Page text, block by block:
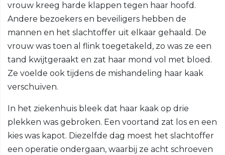
vrouw kreeg harde klappen tegen haar hoofd.
Andere bezoekers en beveiligers hebben de
mannen en het slachtoffer uit elkaar gehaald. De
vrouw was toen al flink toegetakeld, zo was ze een
tand kwijtgeraakt en zat haar mond vol met bloed.
Ze voelde ook tijdens de mishandeling haar kaak
verschuiven.
In het ziekenhuis bleek dat haar kaak op drie
plekken was gebroken. Een voortand zat los en een
kies was kapot. Diezelfde dag moest het slachtoffer
een operatie ondergaan, waarbij ze acht schroeven